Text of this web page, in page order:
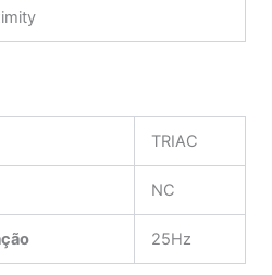
TRIAC
NC
25Hz